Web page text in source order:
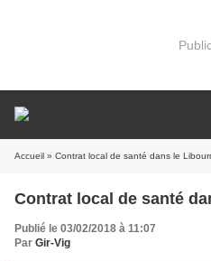
Accueil » Contrat local de santé dans le
Contrat local de santé
Publié le 03/02/2018 à 11:07
Par Gir-Vig